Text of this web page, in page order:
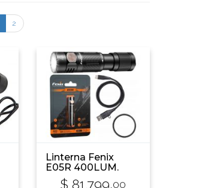
2
Linterna Fenix
E05R 400LUM.
$ 81.799,00